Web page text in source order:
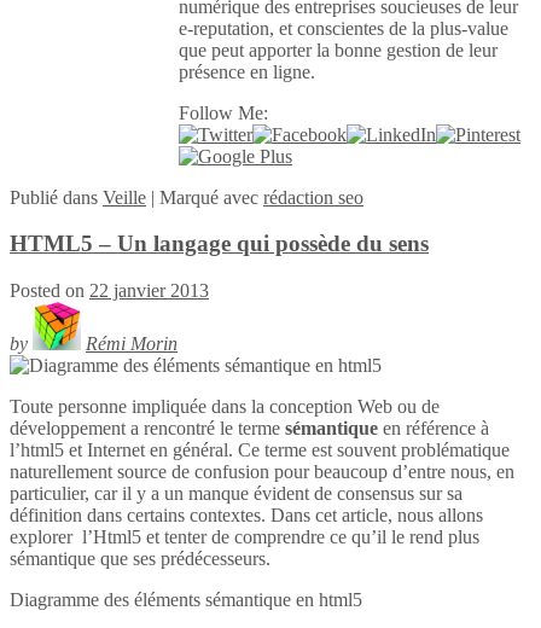
numérique des entreprises soucieuses de leur
e-reputation, et conscientes de la plus-value
que peut apporter la bonne gestion de leur
présence en ligne.
Follow Me:
Publié dans Veille | Marqué avec rédaction seo
HTML5 – Un langage qui possède du sens
Posted on 22 janvier 2013
by Rémi Morin
Toute personne impliquée dans la conception Web ou de
développement a rencontré le terme sémantique en référence à
l’html5 et Internet en général. Ce terme est souvent problématique
naturellement source de confusion pour beaucoup d’entre nous, en
particulier, car il y a un manque évident de consensus sur sa
définition dans certains contextes. Dans cet article, nous allons
explorer l’Html5 et tenter de comprendre ce qu’il le rend plus
sémantique que ses prédécesseurs.
Diagramme des éléments sémantique en html5